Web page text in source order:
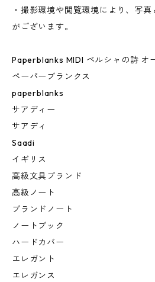
・撮影環境や閲覧環境により、写
がございます。
Paperblanks MIDI ペルシャの詩 オ
ペーパーブランクス
paperblanks
サアディー
サアディ
Saadi
イギリス
高級文具ブランド
高級ノート
ブランドノート
ノートブック
ハードカバー
エレガント
エレガンス